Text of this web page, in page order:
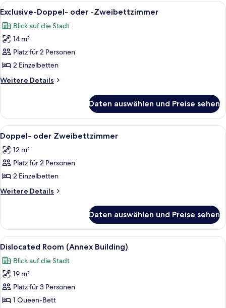
Alle
Fotos
für
Exclusive-
Doppel-
oder
-
Zweibettzimmer
Ein Balkon mit Blick auf historische
18
Exclusive-Doppel- oder -Zweibettzimmer
Blick auf die Stadt
14 m²
Platz für 2 Personen
2 Einzelbetten
Weitere Details
Weitere
Doppel-
oder
-
Zweibettzimmer
Daten auswählen und Preise sehen
Alle
Fotos
für
Doppel-
oder
Zweibettzimmer
Ein modernes Hotelzimmer mit
7
Doppel- oder Zweibettzimmer
12 m²
Platz für 2 Personen
2 Einzelbetten
Weitere Details
Weitere
oder
Zweibettzimmer
Daten auswählen und Preise sehen
Alle
Fotos
für
Dislocated
Room
(Annex
Eine Vogelperspektive auf dicht
11
Dislocated Room (Annex Building)
Blick auf die Stadt
19 m²
Platz für 3 Personen
1 Queen-Bett